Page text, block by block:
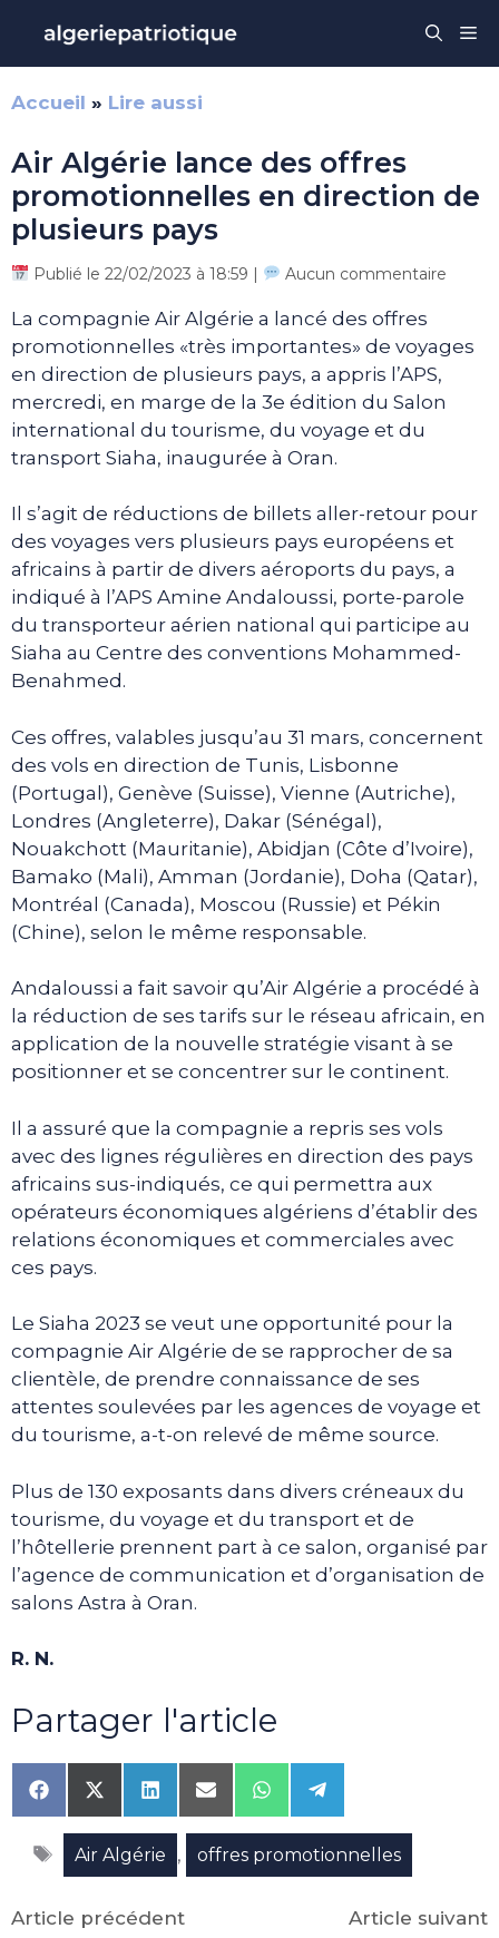
contenu
Accueil » Lire aussi
Air Algérie lance des offres
promotionnelles en direction de
plusieurs pays
Publié le 22/02/2023 à 18:59 | Aucun commentaire
La compagnie Air Algérie a lancé des offres
promotionnelles «très importantes» de voyages
en direction de plusieurs pays, a appris l’APS,
mercredi, en marge de la 3e édition du Salon
international du tourisme, du voyage et du
transport Siaha, inaugurée à Oran.
Il s’agit de réductions de billets aller-retour pour
des voyages vers plusieurs pays européens et
africains à partir de divers aéroports du pays, a
indiqué à l’APS Amine Andaloussi, porte-parole
du transporteur aérien national qui participe au
Siaha au Centre des conventions Mohammed-
Benahmed.
Ces offres, valables jusqu’au 31 mars, concernent
des vols en direction de Tunis, Lisbonne
(Portugal), Genève (Suisse), Vienne (Autriche),
Londres (Angleterre), Dakar (Sénégal),
Nouakchott (Mauritanie), Abidjan (Côte d’Ivoire),
Bamako (Mali), Amman (Jordanie), Doha (Qatar),
Montréal (Canada), Moscou (Russie) et Pékin
(Chine), selon le même responsable.
Andaloussi a fait savoir qu’Air Algérie a procédé à
la réduction de ses tarifs sur le réseau africain, en
application de la nouvelle stratégie visant à se
positionner et se concentrer sur le continent.
Il a assuré que la compagnie a repris ses vols
avec des lignes régulières en direction des pays
africains sus-indiqués, ce qui permettra aux
opérateurs économiques algériens d’établir des
relations économiques et commerciales avec
ces pays.
Le Siaha 2023 se veut une opportunité pour la
compagnie Air Algérie de se rapprocher de sa
clientèle, de prendre connaissance de ses
attentes soulevées par les agences de voyage et
du tourisme, a-t-on relevé de même source.
Plus de 130 exposants dans divers créneaux du
tourisme, du voyage et du transport et de
l’hôtellerie prennent part à ce salon, organisé par
l’agence de communication et d’organisation de
salons Astra à Oran.
R. N.
Partager l'article
Share
on
Facebook
Share
on
X
(Twitter)
Share
on
LinkedIn
Share
on
Email
Share
on
WhatsApp
Share
on
Telegram
Étiquettes
Air Algérie , offres promotionnelles
Article précédent Article suivant